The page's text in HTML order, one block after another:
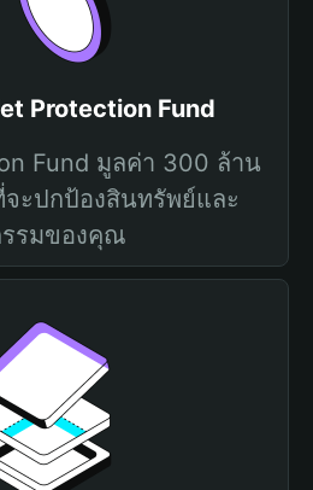
Protection Fund
Fund มูลค่า 300 ล้าน
ะปกป้องสินทรัพย์และ
รรมของคุณ